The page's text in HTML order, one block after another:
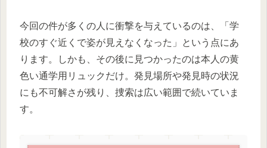
今回の件が多くの人に衝撃を与えているのは、「学
校のすぐ近くで姿が見えなくなった」という点にあ
ります。しかも、その後に見つかったのは本人の黄
色い通学用リュックだけ。発見場所や発見時の状況
にも不可解さが残り、捜索は広い範囲で続いていま
す。